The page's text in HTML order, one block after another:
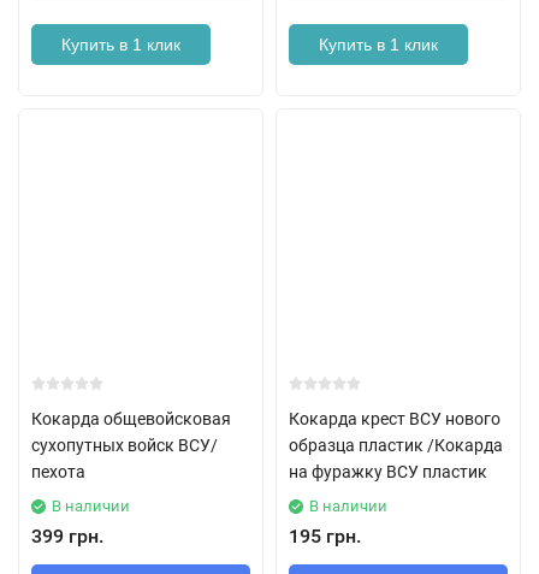
Купить в 1 клик Купить в 1 клик
Кокарда общевойсковая
сухопутных войск ВСУ/
пехота
В наличии
399 грн.
Кокарда крест ВСУ нового
образца пластик /Кокарда
на фуражку ВСУ пластик
В наличии
195 грн.